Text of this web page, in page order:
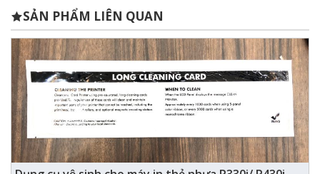
SẢN PHẨM LIÊN QUAN